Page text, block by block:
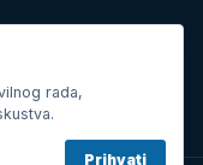
rada,
Prihvati